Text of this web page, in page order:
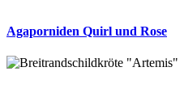
Agaporniden Quirl und Rose